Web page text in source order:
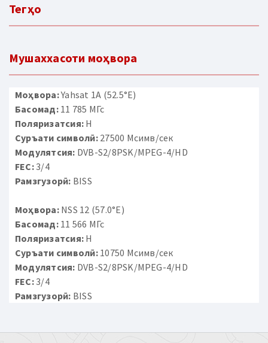
Тегҳо
Мушаххасоти моҳвора
Моҳвора:Yahsat 1A (52.5°E)
Басомад:11 785 МГс
Поляризатсия: H
Суръати символӣ:27500 Мсимв/сек
Модулятсия: DVB-S2/8PSK/MPEG-4/HD
FEC:3/4
Рамзгузорӣ: BISS
Моҳвора:NSS 12 (57.0°E)
Басомад:11 566 МГс
Поляризатсия: H
Суръати символӣ:10750 Мсимв/сек
Модулятсия: DVB-S2/8PSK/MPEG-4/HD
FEC:3/4
Рамзгузорӣ: BISS